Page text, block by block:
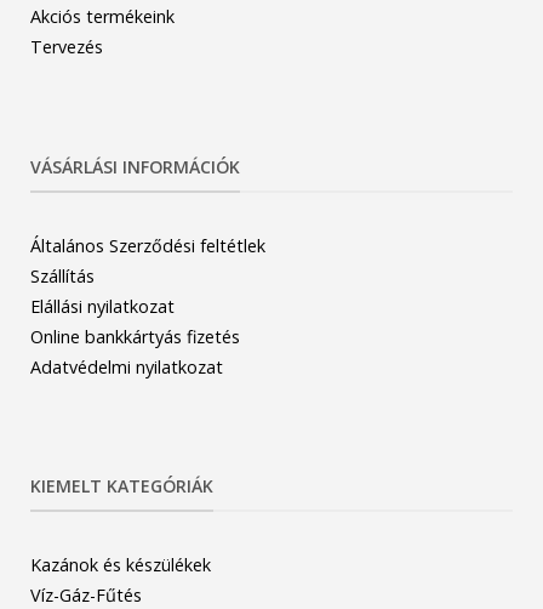
Akciós termékeink
Tervezés
VÁSÁRLÁSI INFORMÁCIÓK
Általános Szerződési feltétlek
Szállítás
Elállási nyilatkozat
Online bankkártyás fizetés
Adatvédelmi nyilatkozat
KIEMELT KATEGÓRIÁK
Kazánok és készülékek
Víz-Gáz-Fűtés